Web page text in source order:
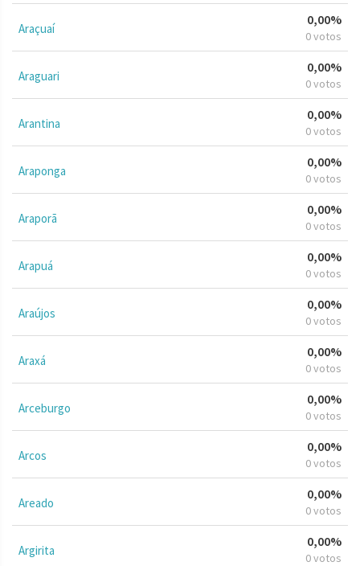
Araçuaí
0,00%
0 votos
Araguari
0,00%
0 votos
Arantina
0,00%
0 votos
Araponga
0,00%
0 votos
Araporã
0,00%
0 votos
Arapuá
0,00%
0 votos
Araújos
0,00%
0 votos
Araxá
0,00%
0 votos
Arceburgo
0,00%
0 votos
Arcos
0,00%
0 votos
Areado
0,00%
0 votos
Argirita
0,00%
0 votos